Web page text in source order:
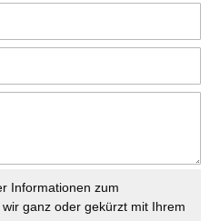
Informationen zum
ganz oder gekürzt mit Ihrem